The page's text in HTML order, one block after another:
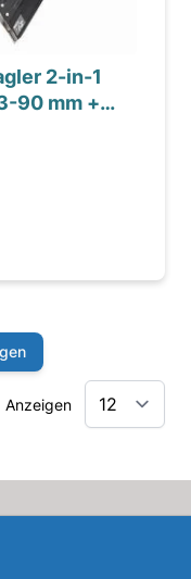
2-in-1
90 mm +
Anzeigen